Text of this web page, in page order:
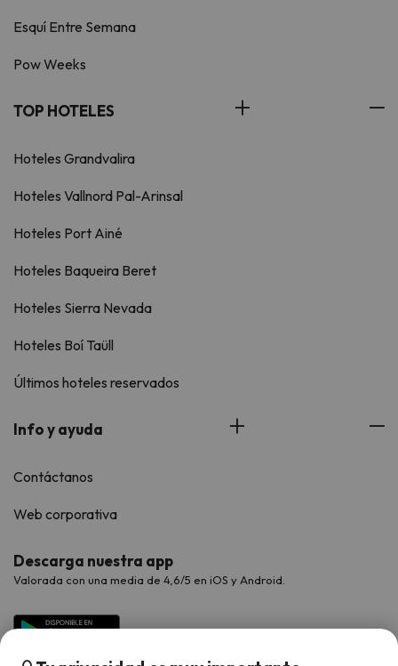
Esquí Entre Semana
Pow Weeks
TOP HOTELES
Hoteles Grandvalira
Hoteles Vallnord Pal-Arinsal
Hoteles Port Ainé
Hoteles Baqueira Beret
Hoteles Sierra Nevada
Hoteles Boí Taüll
Últimos hoteles reservados
Info y ayuda
Contáctanos
Web corporativa
Descarga nuestra app
Valorada con una media de 4,6/5 en iOS y Android.